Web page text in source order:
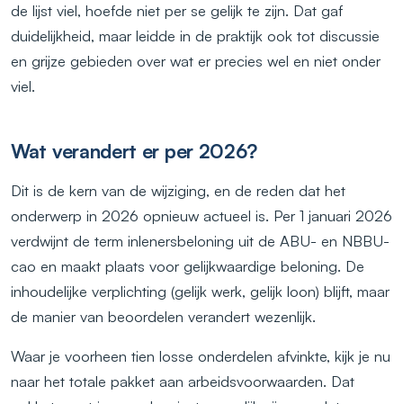
de lijst viel, hoefde niet per se gelijk te zijn. Dat gaf
duidelijkheid, maar leidde in de praktijk ook tot discussie
en grijze gebieden over wat er precies wel en niet onder
viel.
Wat verandert er per 2026?
Dit is de kern van de wijziging, en de reden dat het
onderwerp in 2026 opnieuw actueel is. Per 1 januari 2026
verdwijnt de term inlenersbeloning uit de ABU- en NBBU-
cao en maakt plaats voor gelijkwaardige beloning. De
inhoudelijke verplichting (gelijk werk, gelijk loon) blijft, maar
de manier van beoordelen verandert wezenlijk.
Waar je voorheen tien losse onderdelen afvinkte, kijk je nu
naar het totale pakket aan arbeidsvoorwaarden. Dat